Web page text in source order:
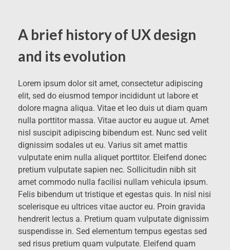
A brief history of UX design
and its evolution
Lorem ipsum dolor sit amet, consectetur adipiscing
elit, sed do eiusmod tempor incididunt ut labore et
dolore magna aliqua. Vitae et leo duis ut diam quam
nulla porttitor massa. Vitae auctor eu augue ut. Amet
nisl suscipit adipiscing bibendum est. Nunc sed velit
dignissim sodales ut eu. Varius sit amet mattis
vulputate enim nulla aliquet porttitor. Eleifend donec
pretium vulputate sapien nec. Sollicitudin nibh sit
amet commodo nulla facilisi nullam vehicula ipsum.
Felis bibendum ut tristique et egestas quis. In nisl nisi
scelerisque eu ultrices vitae auctor eu. Proin gravida
hendrerit lectus a. Pretium quam vulputate dignissim
suspendisse in. Sed elementum tempus egestas sed
sed risus pretium quam vulputate. Eleifend quam